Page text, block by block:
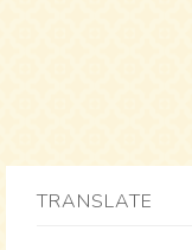
TRANSLATE